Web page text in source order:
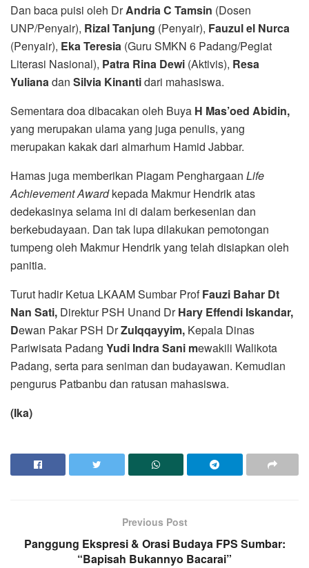
Dan baca puisi oleh DrAndria C Tamsin (Dosen
UNP/Penyair), Rizal Tanjung (Penyair), Fauzul el Nurca
(Penyair), Eka Teresia (Guru SMKN 6 Padang/Pegiat
Literasi Nasional), Patra Rina Dewi (Aktivis), Resa
Yulianadan Silvia Kinantidari mahasiswa.
Sementara doa dibacakan oleh Buya H Mas’oed Abidin,
yang merupakan ulama yang juga penulis, yang
merupakan kakak dari almarhum Hamid Jabbar.
Hamas juga memberikan Piagam Penghargaan Life
Achievement Awardkepada Makmur Hendrik atas
dedekasinya selama ini di dalam berkesenian dan
berkebudayaan. Dan tak lupa dilakukan pemotongan
tumpeng oleh Makmur Hendrik yang telah disiapkan oleh
panitia.
Turut hadir Ketua LKAAM Sumbar ProfFauzi Bahar Dt
Nan Sati, Direktur PSH Unand DrHary Effendi Iskandar,
Dewan Pakar PSH DrZulqqayyim, Kepala Dinas
Pariwisata Padang Yudi Indra Sani mewakili Walikota
Padang, serta para seniman dan budayawan. Kemudian
pengurus Patbanbu dan ratusan mahasiswa.
(Ika)
Previous Post
Panggung Ekspresi & Orasi Budaya FPS Sumbar:
“Bapisah Bukannyo Bacarai”